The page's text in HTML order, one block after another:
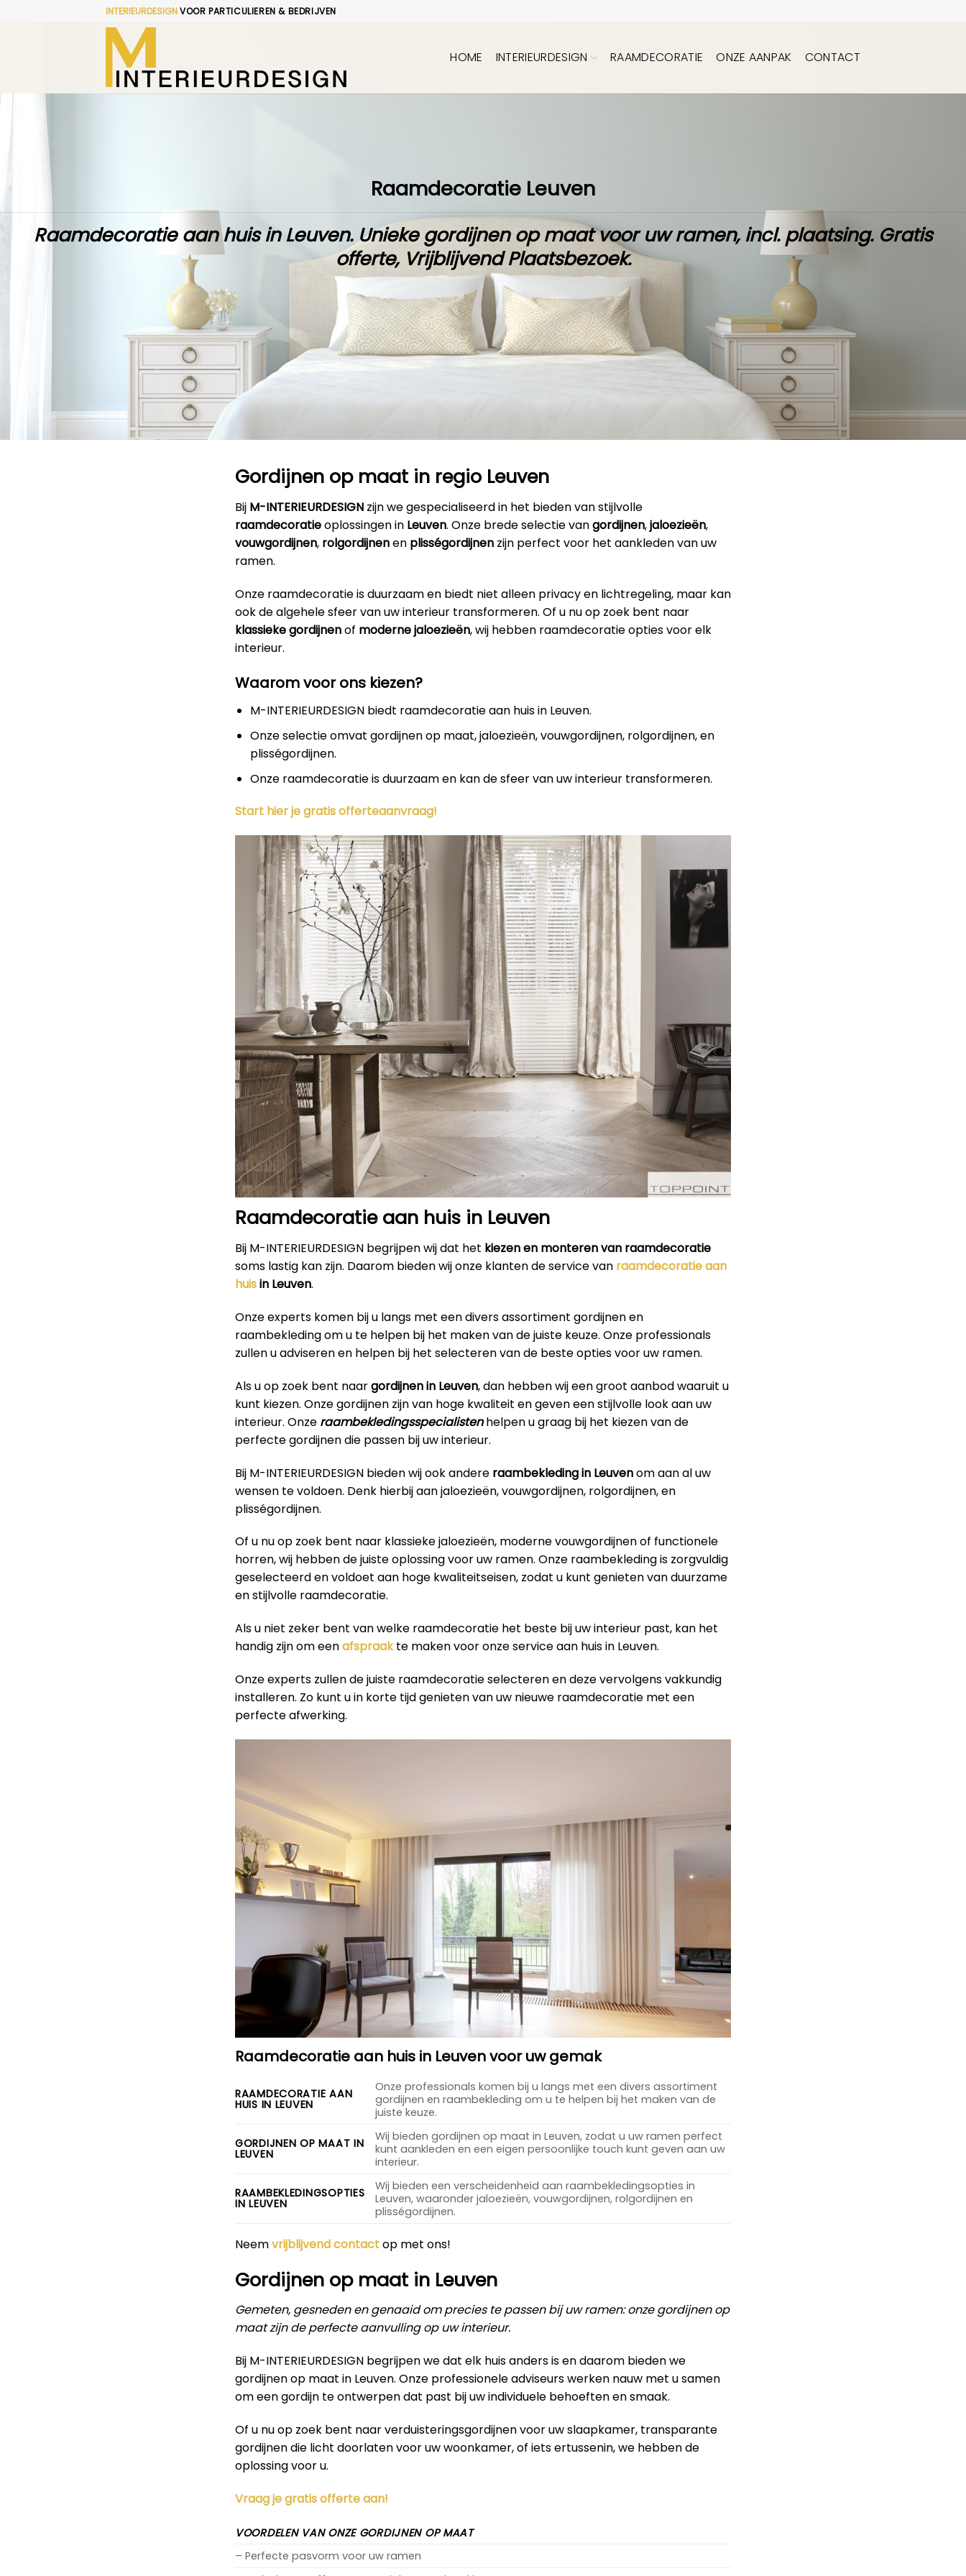
INTERIEURDESIGNVOOR PARTICULIEREN & BEDRIJVEN
HOME INTERIEURDESIGN RAAMDECORATIE ONZE AANPAK CONTACT
Raamdecoratie Leuven
Raamdecoratie aan huis in Leuven. Uniekegordijnen op maatvoor uw ramen,incl. plaatsing. Gratis
offerte, Vrijblijvend Plaatsbezoek.
Gordijnen op maat in regio Leuven
Bij M-INTERIEURDESIGN zijn we gespecialiseerd in het bieden van stijlvolle
raamdecoratieoplossingen in Leuven. Onze brede selectie vangordijnen,jaloezieën,
vouwgordijnen, rolgordijnenen plisségordijnen zijn perfect voor het aankleden van uw
ramen.
Onze raamdecoratie is duurzaam en biedt niet alleen privacy en lichtregeling, maar kan
ook de algehele sfeer van uw interieur transformeren. Of u nu op zoek bent naar
klassieke gordijnenof moderne jaloezieën, wij hebben raamdecoratie opties voor elk
interieur.
Waarom voor ons kiezen?
M-INTERIEURDESIGN biedt raamdecoratie aan huis in Leuven.
Onze selectie omvat gordijnen op maat, jaloezieën, vouwgordijnen, rolgordijnen, en
plisségordijnen.
Onze raamdecoratie is duurzaam en kan de sfeer van uw interieur transformeren.
Start hier je gratis offerteaanvraag!
Raamdecoratie aan huis in Leuven
Bij M-INTERIEURDESIGN begrijpen wij dat het kiezen en monteren van raamdecoratie
soms lastig kan zijn. Daarom bieden wij onze klanten de service van raamdecoratie aan
huisin Leuven.
Onze experts komen bij u langs met een divers assortiment gordijnen en
raambekleding om u te helpen bij het maken van de juiste keuze. Onze professionals
zullen u adviseren en helpen bij het selecteren van de beste opties voor uw ramen.
Als u op zoek bent naargordijnen in Leuven, dan hebben wij een groot aanbod waaruit u
kunt kiezen. Onze gordijnen zijn van hoge kwaliteit en geven een stijlvolle look aan uw
interieur. Onze raambekledingsspecialistenhelpen u graag bij het kiezen van de
perfecte gordijnen die passen bij uw interieur.
Bij M-INTERIEURDESIGN bieden wij ook andere raambekleding in Leuvenom aan al uw
wensen te voldoen. Denk hierbij aan jaloezieën, vouwgordijnen, rolgordijnen, en
plisségordijnen.
Of u nu op zoek bent naar klassieke jaloezieën, moderne vouwgordijnen of functionele
horren, wij hebben de juiste oplossing voor uw ramen. Onze raambekleding is zorgvuldig
geselecteerd en voldoet aan hoge kwaliteitseisen, zodat u kunt genieten van duurzame
en stijlvolle raamdecoratie.
Als u niet zeker bent van welke raamdecoratie het beste bij uw interieur past, kan het
handig zijn om eenafspraakte maken voor onze service aan huis in Leuven.
Onze experts zullen de juiste raamdecoratie selecteren en deze vervolgens vakkundig
installeren. Zo kunt u in korte tijd genieten van uw nieuwe raamdecoratie met een
perfecte afwerking.
Raamdecoratie aan huis in Leuven voor uw gemak
RAAMDECORATIE AAN
HUIS IN LEUVEN
Onze professionals komen bij u langs met een divers assortiment
gordijnen en raambekleding om u te helpen bij het maken van de
juiste keuze.
GORDIJNEN OP MAAT IN
LEUVEN
Wij bieden gordijnen op maat in Leuven, zodat u uw ramen perfect
kunt aankleden en een eigen persoonlijke touch kunt geven aan uw
interieur.
RAAMBEKLEDINGSOPTIES
IN LEUVEN
Wij bieden een verscheidenheid aan raambekledingsopties in
Leuven, waaronder jaloezieën, vouwgordijnen, rolgordijnen en
plisségordijnen.
Neemvrijblijvend contactop met ons!
Gordijnen op maat in Leuven
Gemeten, gesneden en genaaid om precies te passen bij uw ramen: onze gordijnen op
maat zijn de perfecte aanvulling op uw interieur.
Bij M-INTERIEURDESIGN begrijpen we dat elk huis anders is en daarom bieden we
gordijnen op maat in Leuven. Onze professionele adviseurs werken nauw met u samen
om een gordijn te ontwerpen dat past bij uw individuele behoeften en smaak.
Of u nu op zoek bent naar verduisteringsgordijnen voor uw slaapkamer, transparante
gordijnen die licht doorlaten voor uw woonkamer, of iets ertussenin, we hebben de
oplossing voor u.
Vraag je gratis offerte aan!
VOORDELEN VAN ONZE GORDIJNEN OP MAAT
– Perfecte pasvorm voor uw ramen